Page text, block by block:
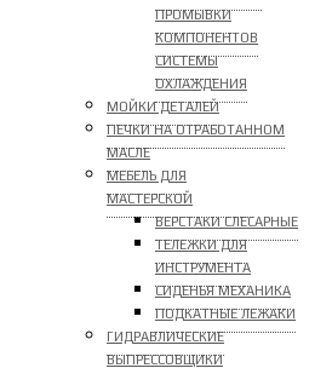
ПРОМЫВКИ
КОМПОНЕНТОВ
СИСТЕМЫ
ОХЛАЖДЕНИЯ
МОЙКИ ДЕТАЛЕЙ
ПЕЧКИ НА ОТРАБОТАННОМ
МАСЛЕ
МЕБЕЛЬ ДЛЯ
МАСТЕРСКОЙ
ВЕРСТАКИ СЛЕСАРНЫЕ
ТЕЛЕЖКИ ДЛЯ
ИНСТРУМЕНТА
СИДЕНЬЯ МЕХАНИКА
ПОДКАТНЫЕ ЛЕЖАКИ
ГИДРАВЛИЧЕСКИЕ
ВЫПРЕССОВЩИКИ